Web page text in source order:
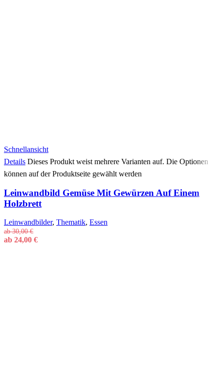
Schnellansicht
Details Dieses Produkt weist mehrere Varianten auf. Die Optionen
können auf der Produktseite gewählt werden
Leinwandbild Gemüse Mit Gewürzen Auf Einem
Holzbrett
Leinwandbilder, Thematik, Essen
ab30,00€
ab 24,00 €